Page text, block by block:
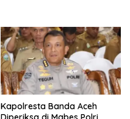
Kapolresta Banda Aceh